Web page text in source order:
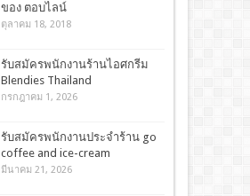
ของ ตอบไลน์
ตุลาคม 18, 2018
รับสมัครพนักงานร้านไอศกรีม
Blendies Thailand
กรกฎาคม 1, 2026
รับสมัครพนักงานประจำร้าน go
coffee and ice-cream
มีนาคม 21, 2026